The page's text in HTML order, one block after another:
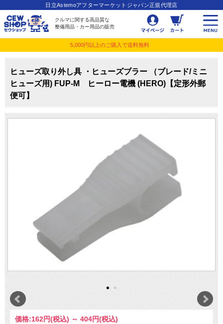
日立Astemoアフターマーケットジャパン正規代理店
クルマに関する高品質な
整備用品・カー用品の販売
5,000円以上のご購入で送料無料
ヒューズ取り外し具 ・ヒューズブラー （ブレード/ミニ
ヒューズ用) FUP-M ヒーロー電機 (HERO)【定形外郵
便可】
価格:162円(税込) ～ 404円(税込)